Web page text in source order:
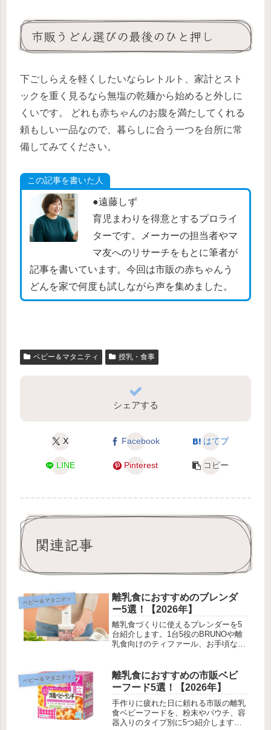
市販うどん選びの最後のひと押し
下ごしらえを軽くしたいならレトルト、家計とスト
ックを重く見るなら無塩の乾麺から始めると外しに
くいです。 どれも赤ちゃんのお腹を満たしてくれる
頼もしい一品なので、暮らしに合う一つを台所に常
備してみてください。
この記事を書いた人
●遠藤しず
育児まわりを得意とするプロライ
ターです。メーカーの担当者やマ
マ友へのリサーチをもとに筆者が
記事を書いています。今回は市販の赤ちゃんう
どんを家で何度も試しながら声を集めました。
ベビー＆マタニティ 授乳・食事
シェアする
X Facebook はてブ
LINE Pinterest コピー
関連記事
ベビー＆マタニティ
離乳食におすすめのブレンダ
ー5選！【2026年】
離乳食づくりに使えるブレンダーを5
台紹介します。1台5役のBRUNOや離
乳食向けのティファール、お手頃な山
ベビー＆マタニティ
離乳食におすすめの市販ベビ
ーフード5選！【2026年】
手作りに疲れた日に頼れる市販の離乳
食ベビーフードを、粉末やパウチ、容
器入りのタイプ別に5つ紹介します。